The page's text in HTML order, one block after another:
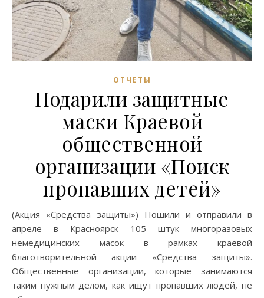
ОТЧЕТЫ
Подарили защитные
маски Краевой
общественной
организации «Поиск
пропавших детей»
(Акция «Средства защиты») Пошили и отправили в
апреле в Красноярск 105 штук многоразовых
немедицинских масок в рамках краевой
благотворительной акции «Средства защиты».
Общественные организации, которые занимаются
таким нужным делом, как ищут пропавших людей, не